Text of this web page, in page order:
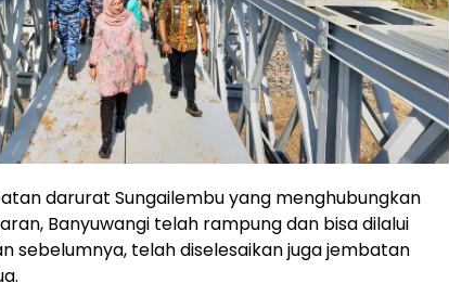
darurat Sungailembu yang menghubungkan
Banyuwangi telah rampung dan bisa dilalui
sebelumnya, telah diselesaikan juga jembatan